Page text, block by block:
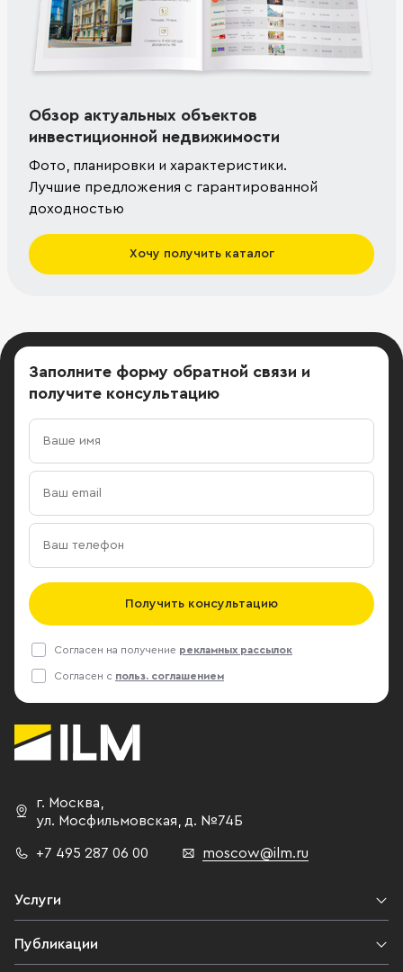
Обзор актуальных объектов
инвестиционной недвижимости
Фото, планировки и характеристики.
Лучшие предложения с гарантированной
доходностью
Хочу получить каталог
Заполните форму обратной связи и
получите консультацию
Получить консультацию
Согласен на получение рекламных рассылок
Согласен с польз. соглашением
г. Москва,
ул. Мосфильмовская, д. №74Б
+7 495 287 06 00 moscow@ilm.ru
Услуги
Публикации